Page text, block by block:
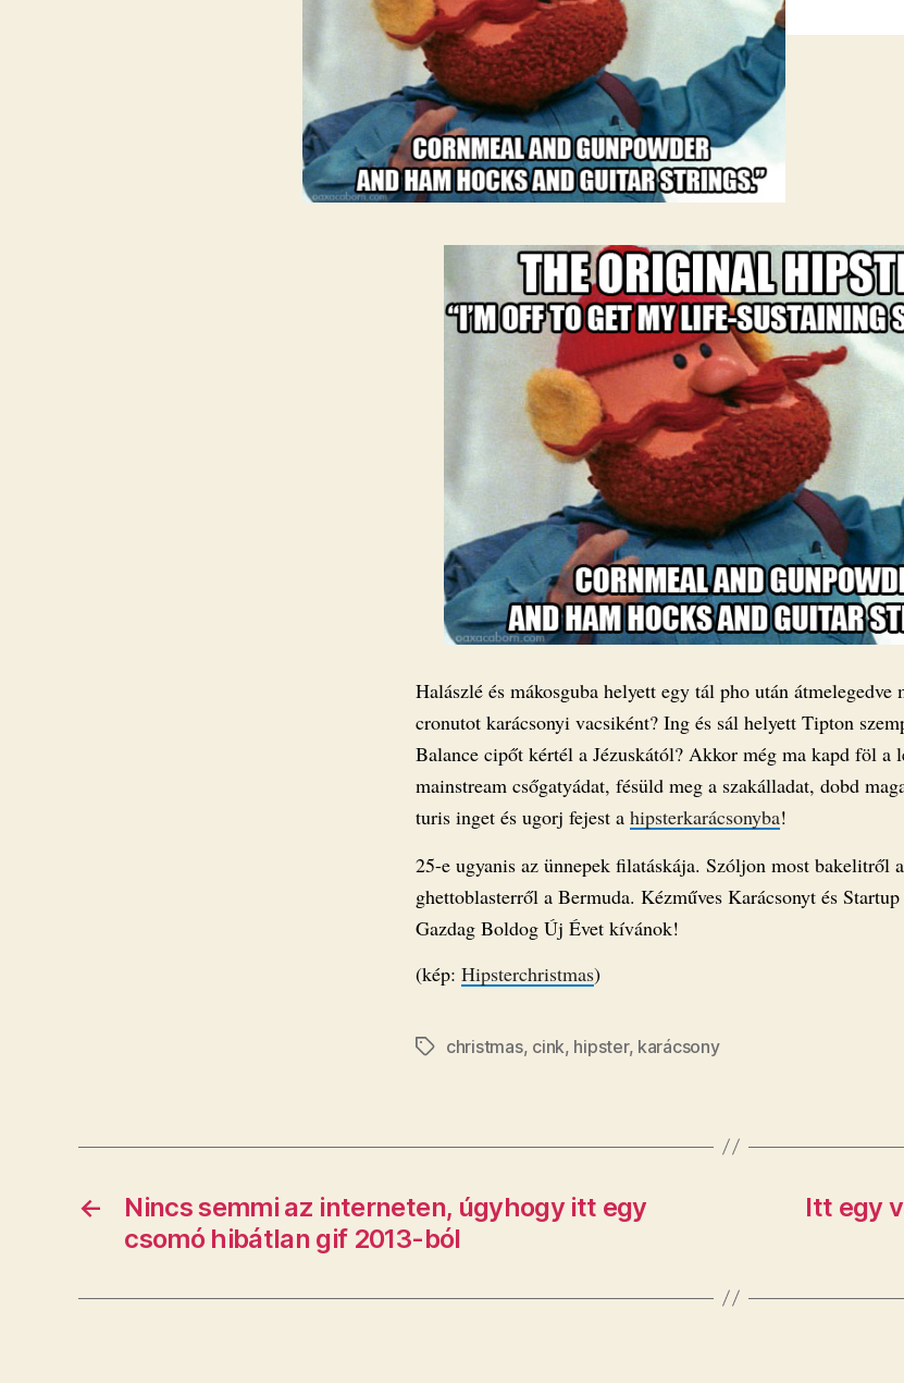
Halászlé és mákosguba helyett egy tál pho után átmelegedve
cronutot karácsonyi vacsiként? Ing és sál helyett Tipton
Balance cipőt kértél a Jézuskától? Akkor még ma kapd föl a
mainstream csőgatyádat, fésüld meg a szakálladat, dobd
turis inget és ugorj fejest a hipsterkarácsonyba!
25-e ugyanis az ünnepek filatáskája. Szóljon most bakelitről
ghettoblasterről a Bermuda. Kézműves Karácsonyt és
Gazdag Boldog Új Évet kívánok!
(kép: Hipsterchristmas)
Címkékchristmas, cink, hipster, karácsony
←
Nincs semmi az interneten, úgyhogy itt egy
csomó hibátlan gif 2013-ból
​Itt egy